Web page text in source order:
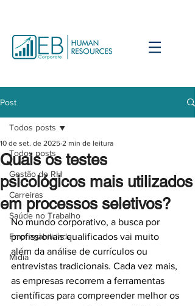
Post
Todos posts
Gestão de RH
Carreiras
Saúde no Trabalho
Empregabilidade
Mídia
Todos posts
Quais os testes
psicológicos mais utilizados
em processos seletivos?
10 de set. de 2025 2 min de leitura
No mundo corporativo, a busca por
profissionais qualificados vai muito
além da análise de currículos ou
entrevistas tradicionais. Cada vez mais,
as empresas recorrem a ferramentas
científicas para compreender melhor os